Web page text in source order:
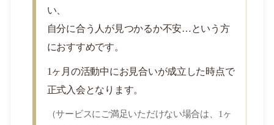
い、
自分に合う人が見つかるか不安…という方
におすすめです。
1ヶ月の活動中にお見合いが成立した時点で
正式入会となります。
（サービスにご満足いただけない場合は、1ヶ